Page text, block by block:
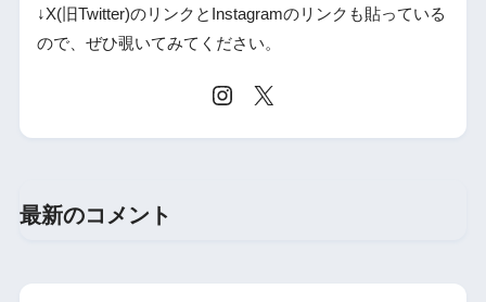
↓X(旧Twitter)のリンクとInstagramのリンクも貼っている
ので、ぜひ覗いてみてください。
最新のコメント